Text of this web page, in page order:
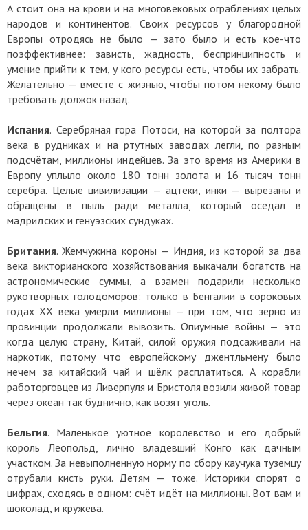
А стоит она на крови и на многовековых ограблениях целых
народов и континентов. Своих ресурсов у благородной
Европы отродясь не было — зато было и есть кое-что
поэффективнее: зависть, жадность, беспринципность и
умение прийти к тем, у кого ресурсы есть, чтобы их забрать.
Желательно — вместе с жизнью, чтобы потом некому было
требовать должок назад.
Испания. Серебряная гора Потоси, на которой за полтора
века в рудниках и на ртутных заводах легли, по разным
подсчётам, миллионы индейцев. За это время из Америки в
Европу уплыло около 180 тонн золота и 16 тысяч тонн
серебра. Целые цивилизации — ацтеки, инки — вырезаны и
обращены в пыль ради металла, который оседал в
мадридских и генуэзских сундуках.
Британия. Жемчужина короны — Индия, из которой за два
века викторианского хозяйствования выкачали богатств на
астрономические суммы, а взамен подарили несколько
рукотворных голодоморов: только в Бенгалии в сороковых
годах XX века умерли миллионы — при том, что зерно из
провинции продолжали вывозить. Опиумные войны — это
когда целую страну, Китай, силой оружия подсаживали на
наркотик, потому что европейскому джентльмену было
нечем за китайский чай и шёлк расплатиться. А корабли
работорговцев из Ливерпуля и Бристоля возили живой товар
через океан так буднично, как возят уголь.
Бельгия. Маленькое уютное королевство и его добрый
король Леопольд, лично владевший Конго как дачным
участком. За невыполненную норму по сбору каучука туземцу
отрубали кисть руки. Детям — тоже. Историки спорят о
цифрах, сходясь в одном: счёт идёт на миллионы. Вот вам и
шоколад, и кружева.